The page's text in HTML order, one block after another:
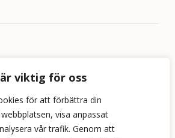
viktig för oss
för att förbättra din
visa anpassat
vår trafik. Genom att
2026
Bopol AB